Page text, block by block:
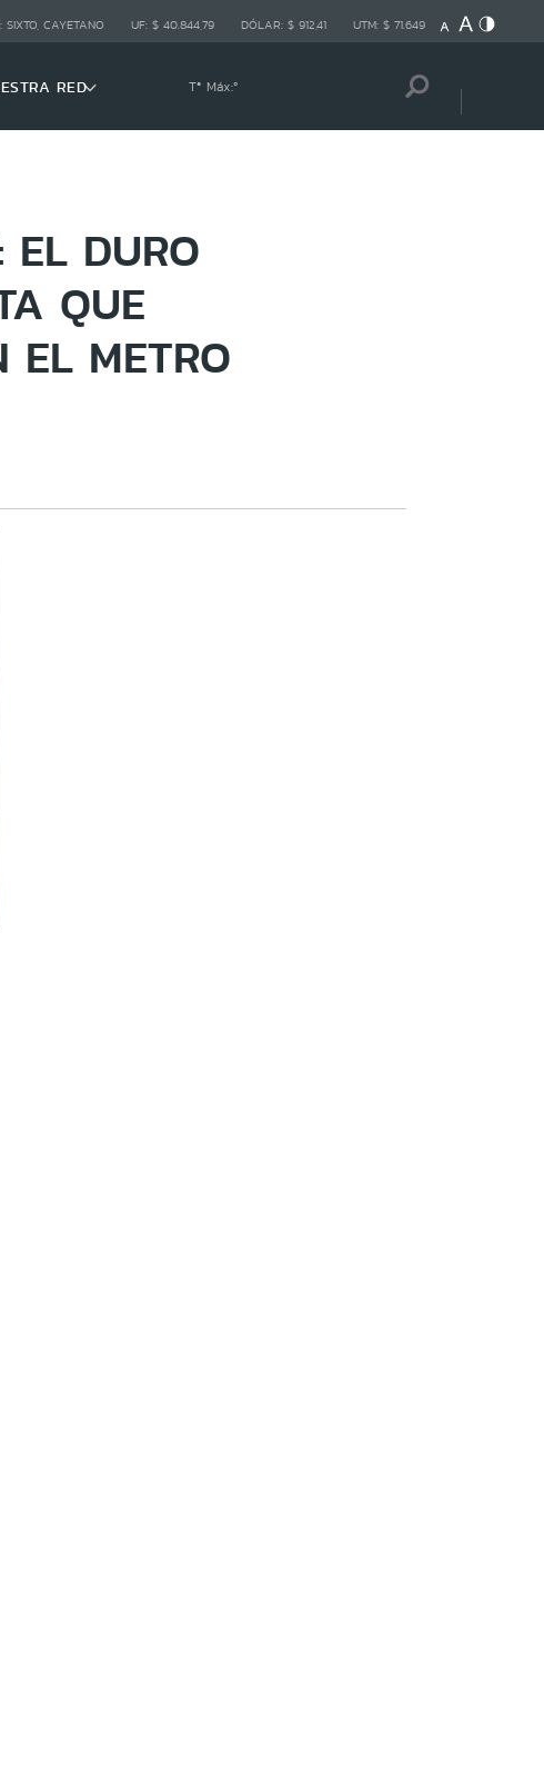
SIXTO, CAYETANO UF: $ 40.844,79 DÓLAR: $ 912,41 UTM: $ 71.649
RED Tª Máx:º
EL DURO
QUE
EL METRO